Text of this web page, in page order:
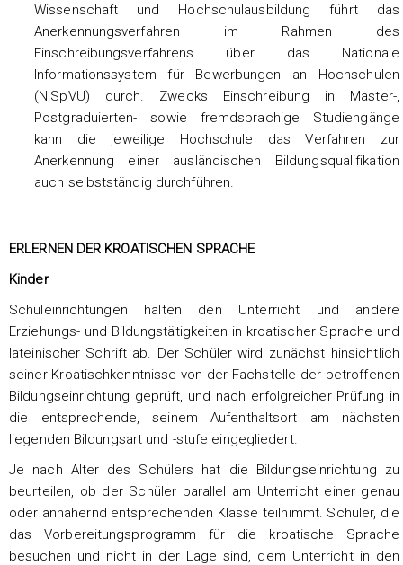
Wissenschaft und Hochschulausbildung führt das
Anerkennungsverfahren im Rahmen des
Einschreibungsverfahrens über das Nationale
Informationssystem für Bewerbungen an Hochschulen
(NISpVU) durch. Zwecks Einschreibung in Master-,
Postgraduierten- sowie fremdsprachige Studiengänge
kann die jeweilige Hochschule das Verfahren zur
Anerkennung einer ausländischen Bildungsqualifikation
auch selbstständig durchführen.
ERLERNEN DER KROATISCHEN SPRACHE
Kinder
Schuleinrichtungen halten den Unterricht und andere
Erziehungs- und Bildungstätigkeiten in kroatischer Sprache und
lateinischer Schrift ab. Der Schüler wird zunächst hinsichtlich
seiner Kroatischkenntnisse von der Fachstelle der betroffenen
Bildungseinrichtung geprüft, und nach erfolgreicher Prüfung in
die entsprechende, seinem Aufenthaltsort am nächsten
liegenden Bildungsart und -stufe eingegliedert.
Je nach Alter des Schülers hat die Bildungseinrichtung zu
beurteilen, ob der Schüler parallel am Unterricht einer genau
oder annähernd entsprechenden Klasse teilnimmt. Schüler, die
das Vorbereitungsprogramm für die kroatische Sprache
besuchen und nicht in der Lage sind, dem Unterricht in den